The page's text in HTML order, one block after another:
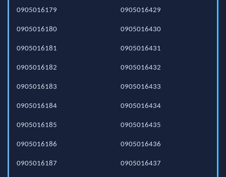
0905016179
0905016180
0905016181
0905016182
0905016183
0905016184
0905016185
0905016186
0905016187
0905016429
0905016430
0905016431
0905016432
0905016433
0905016434
0905016435
0905016436
0905016437